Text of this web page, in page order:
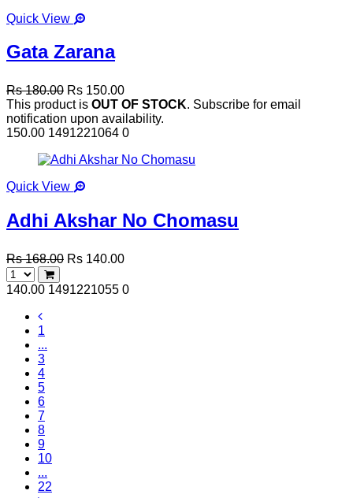
Quick View
Gata Zarana
Rs 180.00 Rs 150.00
This product is OUT OF STOCK. Subscribe for email
notification upon availability.
150.00 1491221064 0
Quick View
Adhi Akshar No Chomasu
Rs 168.00 Rs 140.00
140.00 1491221055 0
1
...
3
4
5
6
7
8
9
10
...
22